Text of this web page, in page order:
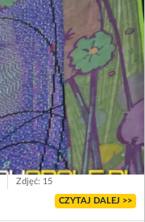
Zdjęć: 15
CZYTAJ DALEJ >>